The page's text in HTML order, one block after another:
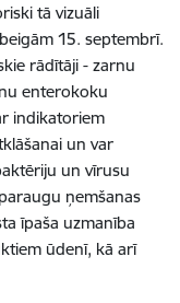
tā vizuāli
15. septembrī.
rādītāji - zarnu
enterokoku
indikatoriem
un var
un vīrusu
ņemšanas
īpaša uzmanība
ūdenī, kā arī